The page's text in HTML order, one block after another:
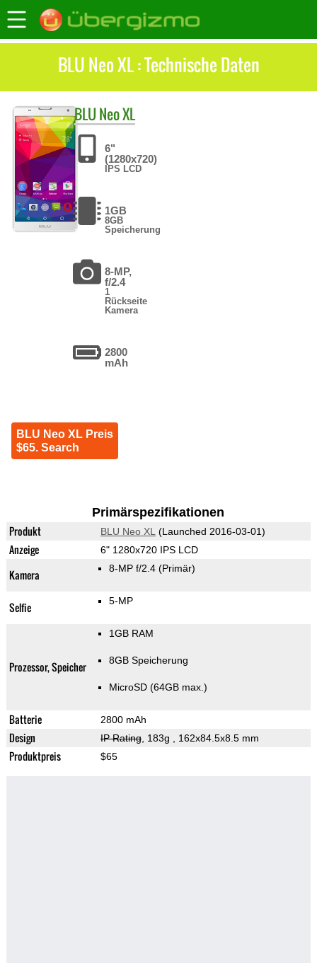
BLU Neo XL : Technische Daten
BLUNeo XL
6"
(1280x720)
IPS LCD
1GB
8GB
Speicherung
8-MP,
f/2.4
1
Rückseite
Kamera
2800
mAh
BLU Neo XL Preis
$65. Search
Primärspezifikationen
Produkt BLU Neo XL (Launched 2016-03-01)
Anzeige 6" 1280x720 IPS LCD
Kamera 8-MP f/2.4 (Primär)
Selfie 5-MP
Prozessor, Speicher
1GB RAM
8GB Speicherung
MicroSD (64GB max.)
Batterie 2800 mAh
Design IP Rating, 183g , 162x84.5x8.5 mm
Produktpreis $65